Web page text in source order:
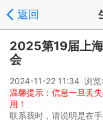
返回
2025第19届上
会
2024-11-22 11:34 浏览:
温馨提示：信息一旦丢
用！
联系我时，请说明是在